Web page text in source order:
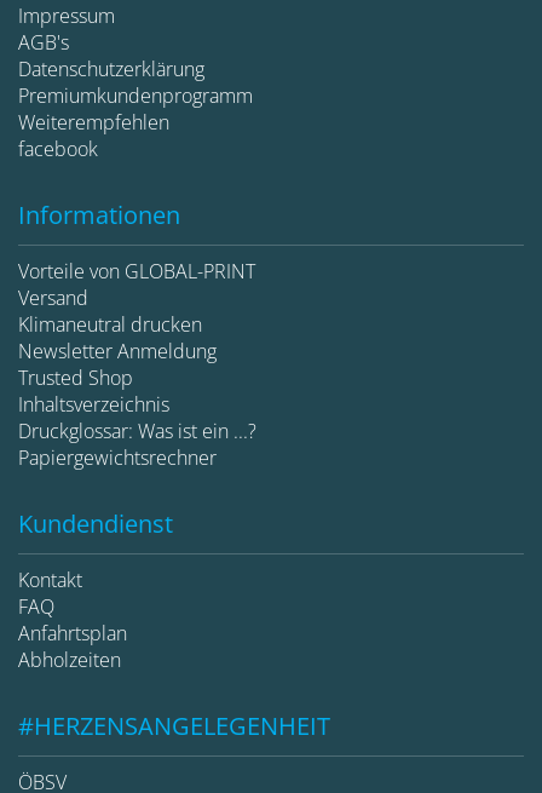
Impressum
AGB's
Datenschutzerklärung
Premiumkundenprogramm
Weiterempfehlen
facebook
Informationen
Vorteile von GLOBAL-PRINT
Versand
Klimaneutral drucken
Newsletter Anmeldung
Trusted Shop
Inhaltsverzeichnis
Druckglossar: Was ist ein ...?
Papiergewichtsrechner
Kundendienst
Kontakt
FAQ
Anfahrtsplan
Abholzeiten
#HERZENSANGELEGENHEIT
ÖBSV